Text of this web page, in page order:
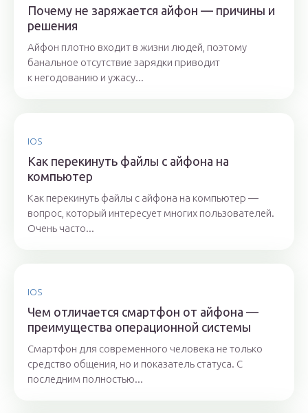
Почему не заряжается айфон — причины и
решения
Айфон плотно входит в жизни людей, поэтому
банальное отсутствие зарядки приводит
к негодованию и ужасу...
IOS
Как перекинуть файлы с айфона на
компьютер
Как перекинуть файлы с айфона на компьютер —
вопрос, который интересует многих пользователей.
Очень часто...
IOS
Чем отличается смартфон от айфона —
преимущества операционной системы
Смартфон для современного человека не только
средство общения, но и показатель статуса. С
последним полностью...